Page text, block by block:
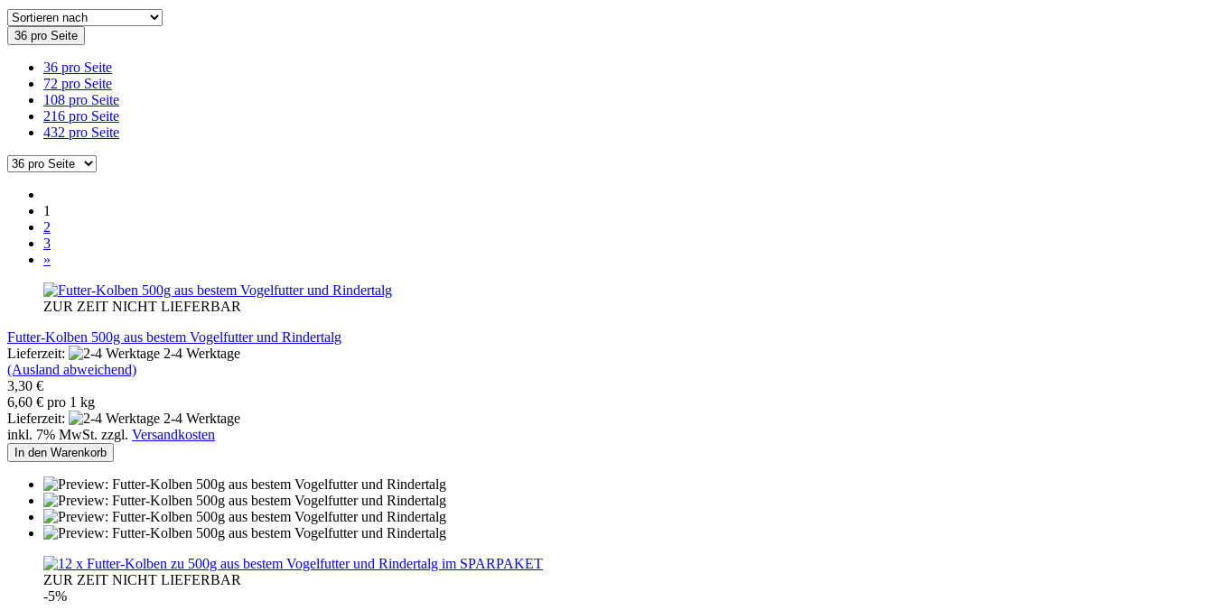
36 pro Seite
36 pro Seite
72 pro Seite
108 pro Seite
216 pro Seite
432 pro Seite
1
2
3
»
ZUR ZEIT NICHT LIEFERBAR
Futter-Kolben 500g aus bestem Vogelfutter und Rindertalg
Lieferzeit:
2-4 Werktage
(Ausland abweichend)
3,30 €
6,60 € pro 1 kg
Lieferzeit:
2-4 Werktage
inkl. 7% MwSt. zzgl. Versandkosten
In den Warenkorb
ZUR ZEIT NICHT LIEFERBAR
-5%